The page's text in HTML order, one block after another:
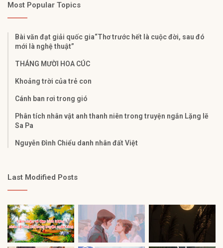
Most Popular Topics
Bài văn đạt giải quốc gia“Thơ trước hết là cuộc đời, sau đó
mới là nghệ thuật”
THÁNG MƯỜI HOA CÚC
Khoảng trời của trẻ con
Cánh ban rơi trong gió
Phân tích nhân vật anh thanh niên trong truyện ngắn Lặng lẽ
Sa Pa
Nguyễn Đình Chiểu danh nhân đất Việt
Last Modified Posts